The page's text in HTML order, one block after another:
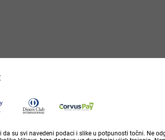
su svi navedeni podaci i slike u potpunosti točni. Ne